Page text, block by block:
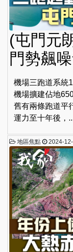
(屯門元
門勢飆
機場三跑道系統
機場擴建佔地
舊有兩條跑道平
運力至十年後，
地區焦點 2024-